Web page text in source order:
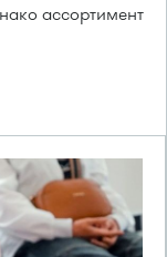
ассортимент